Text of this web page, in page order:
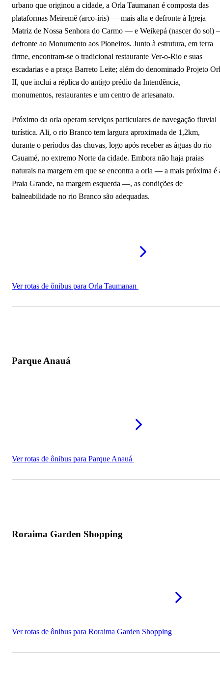
urbano que originou a cidade, a Orla Taumanan é composta das
plataformas Meiremê (arco-íris) — mais alta e defronte à Igreja
Matriz de Nossa Senhora do Carmo — e Weikepá (nascer do sol)
defronte ao Monumento aos Pioneiros. Junto à estrutura, em terra
firme, encontram-se o tradicional restaurante Ver-o-Rio e suas
escadarias e a praça Barreto Leite; além do denominado Projeto
II, que inclui a réplica do antigo prédio da Intendência,
monumentos, restaurantes e um centro de artesanato.
Próximo da orla operam serviços particulares de navegação fluvial
turística. Ali, o rio Branco tem largura aproximada de 1,2km,
durante o períodos das chuvas, logo após receber as águas do rio
Cauamé, no extremo Norte da cidade. Embora não haja praias
naturais na margem em que se encontra a orla — a mais próxima é
Praia Grande, na margem esquerda —, as condições de
balneabilidade no rio Branco são adequadas.
Ver rotas de ônibus para Orla Taumanan
Parque Anauá
Ver rotas de ônibus para Parque Anauá
Roraima Garden Shopping
Ver rotas de ônibus para Roraima Garden Shopping